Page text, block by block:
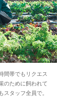
間帯でもリクエス
のために飼われて
スタッフ全員で。